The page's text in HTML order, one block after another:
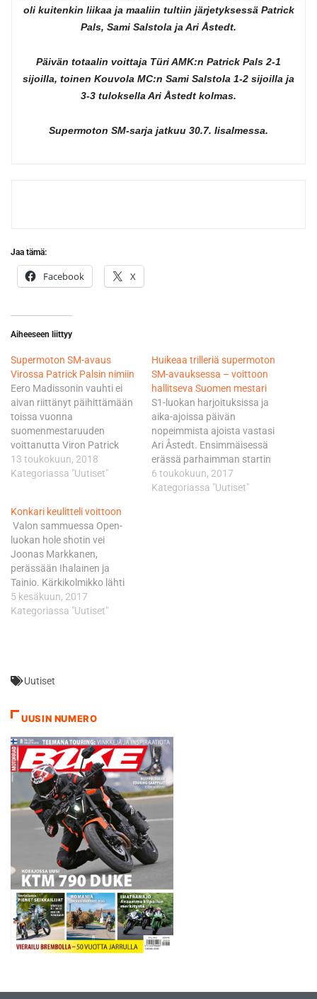
oli kuitenkin liikaa ja maaliin tultiin järjetyksessä Patrick
Pals, Sami Salstola ja Ari Åstedt.
Päivän totaalin voittaja Türi AMK:n Patrick Pals 2-1
sijoilla, toinen Kouvola MC:n Sami Salstola 1-2 sijoilla ja
3-3 tuloksella Ari Åstedt kolmas.
Supermoton SM-sarja jatkuu 30.7. Iisalmessa.
Jaa tämä:
Facebook X
Aiheeseen liittyy
Supermoton SM-avaus
Virossa Patrick Palsin nimiin
Eero Madissonin vauhti ei
aivan riittänyt päihittämään
toissa vuonna
suomenmestaruuden
voittanutta Viron Patrick
Palsia. Madisson sijoittui
molempien S1-luokan erien
Aivan mahtava fiilis. Vaikka
kisa ei sujunut ihan alusta
loppuun saakka, niin tuntuu
ihan hyvältä kun lopulta olen
löytänyt vauhtia pysyä
kärjessä ja ajaa
palkintosijoista. Toivottavasti
ensi…
13 toukokuun, 2018
Kategoriassa "Uutiset"
Huikeaa trilleriä supermoton
SM-avauksessa – voittoon
hallitseva Suomen mestari
S1-luokan harjoituksissa ja
aika-ajoissa päivän
nopeimmista ajoista vastasi
Ari Åstedt. Ensimmäisessä
erässä parhaimman startin
vei kuitenkin nimiinsä
hallitseva Suomen mestari,
6 toukokuun, 2017
Kategoriassa "Uutiset"
Konkari keulitteli voittoon
Valon sammuessa Open-
luokan hole shotin vei
Joonas Markkanen,
perässään Ihalainen ja
Tainio. Kärkikolmikko lähti
ajamaan omaa ajoaan
vetäen kaulaa muihin heti.
hajurakoa, mutta hiekalla
huolimatta Markkanen
kasvatti eroa ja samalla
Tainio jäi kärkikaksikosta.
Tainion ero…
5 kesäkuun, 2017
Kategoriassa "Uutiset"
Uutiset
UUSIN NUMERO